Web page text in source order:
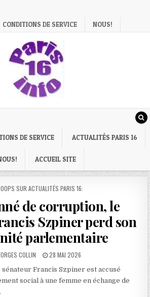
CONDITIONS DE SERVICE NOUS!
DE SERVICE ACTUALITÉS PARIS 16
ACCUEIL SITE
SUR ACTUALITÉS PARIS 16:
de corruption, le
Szpiner perd son
parlementaire
COLLIN
PUBLISHED
28 MAI 2026
sénateur Francis Szpiner est accusé
social à une femme en échange de